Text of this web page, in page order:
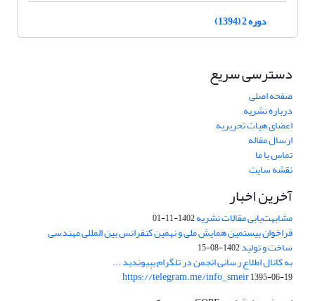
دوره 2 (1394)
دسترسی سریع
صفحه اصلی
درباره نشریه
اعضای هیات تحریریه
ارسال مقاله
تماس با ما
نقشه سایت
آخرین اخبار
مشابهت‌یابی مقالات نشریه1402-11-01
فراخوان بیستمین همایش ملی و نهمین کنفرانس بین المللی مهندسی
ساخت و تولید1402-08-15
به کانال اطلاع رسانی انجمن در تلگرام بپیوندید ...
https://telegram.me/info_smeir1395-06-19